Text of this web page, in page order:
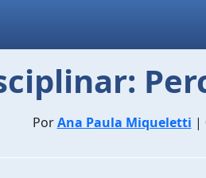
PorAna Paula Miqueletti |